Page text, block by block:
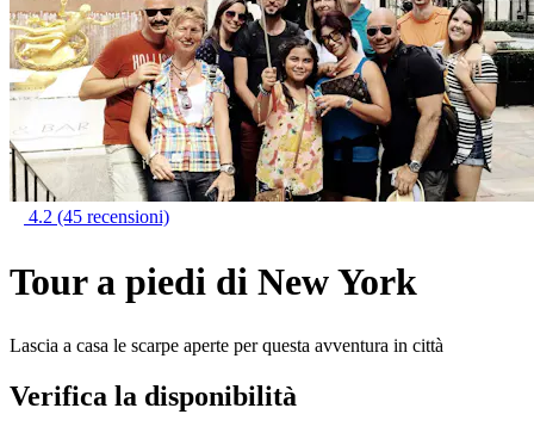
4.2 (45 recensioni)
Tour a piedi di New York
Lascia a casa le scarpe aperte per questa avventura in città
Verifica la disponibilità